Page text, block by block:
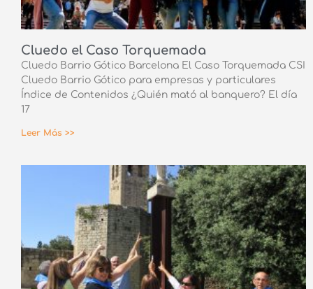
Cluedo el Caso Torquemada
Cluedo Barrio Gótico Barcelona El Caso Torquemada CSI
Cluedo Barrio Gótico para empresas y particulares
Índice de Contenidos ¿Quién mató al banquero? El día
17
Leer Más >>